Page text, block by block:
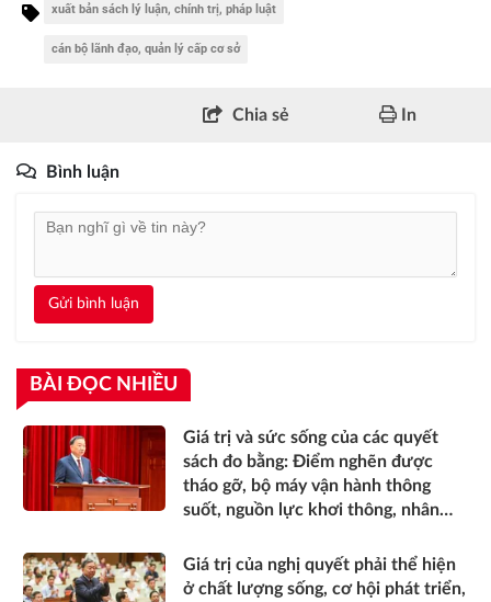
xuất bản sách lý luận, chính trị, pháp luật
cán bộ lãnh đạo, quản lý cấp cơ sở
Chia sẻ In
Bình luận
Gửi bình luận
BÀI ĐỌC NHIỀU
Giá trị và sức sống của các quyết
sách đo bằng: Điểm nghẽn được
tháo gỡ, bộ máy vận hành thông
suốt, nguồn lực khơi thông, nhân
hơn*
Giá trị của nghị quyết phải thể hiện
ở chất lượng sống, cơ hội phát triển,